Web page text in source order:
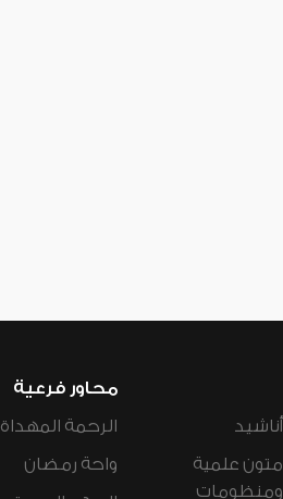
أناشيد
متون علمية
ومنظومات
محاور فرعية
الرحمة المهداة
واحة رمضان